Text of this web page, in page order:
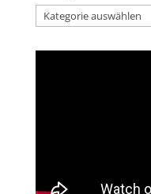
Kategorien
der
Artikel